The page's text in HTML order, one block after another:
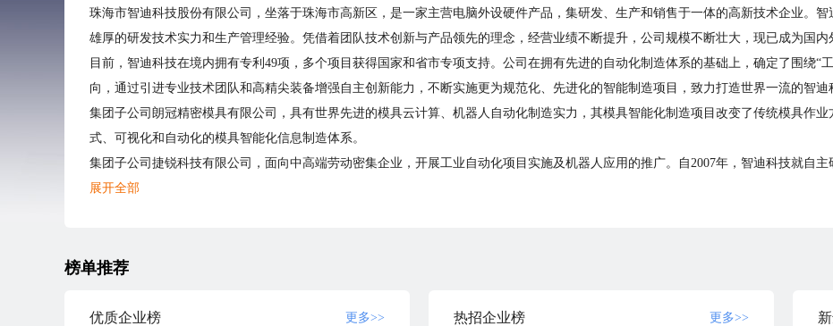
珠海市智迪科技股份有限公司，坐落于珠海市高新区，是一家主营电脑外设硬件产品，集研发、生产和销售于一体的高新技术企业。
雄厚的研发技术实力和生产管理经验。凭借着团队技术创新与产品领先的理念，经营业绩不断提升，公司规模不断壮大，现已成为国内
目前，智迪科技在境内拥有专利49项，多个项目获得国家和省市专项支持。公司在拥有先进的自动化制造体系的基础上，确定了围绕“
向，通过引进专业技术团队和高精尖装备增强自主创新能力，不断实施更为规范化、先进化的智能制造项目，致力打造世界一流的智迪
集团子公司朗冠精密模具有限公司，具有世界先进的模具云计算、机器人自动化制造实力，其模具智能化制造项目改变了传统模具作
式、可视化和自动化的模具智能化信息制造体系。
集团子公司捷锐科技有限公司，面向中高端劳动密集企业，开展工业自动化项目实施及机器人应用的推广。自2007年，智迪科技就
FAPP机器人，通过一系列自动化生产流程，使键盘从模具注塑到键帽插配一次成型。
2019年公司确定在越南海防投资建厂，总建筑面积78000m2,为未来产能扩充及提升综合竞争力做准备。2020年12月底越南第一期厂房
凭借着强势的技术沉淀和智能化制造的多元优势，智迪科技将继续积极推动传统制造行业智能化技术革命的进程，积极响应“中国制造
展开全部
榜单推荐
优质企业榜 更多>> 热招企业榜 更多>>